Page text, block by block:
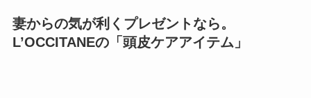
妻からの気が利くプレゼントなら。
L’OCCITANEの「頭皮ケアアイテム」